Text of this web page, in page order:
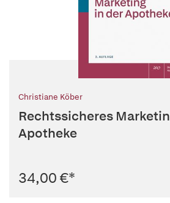
Christiane Köber
Rechtssicheres
Apotheke
34,00 €*